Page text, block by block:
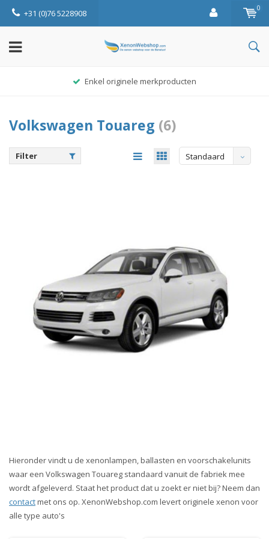
+31 (0)76 5228908 0
Enkel originele merkproducten
Volkswagen Touareg (6)
Filter Standaard
Hieronder vindt u de xenonlampen, ballasten en voorschakelunits
waar een Volkswagen Touareg standaard vanuit de fabriek mee
wordt afgeleverd. Staat het product dat u zoekt er niet bij? Neem dan
contactmet ons op. XenonWebshop.com levert originele xenon voor
alle type auto's